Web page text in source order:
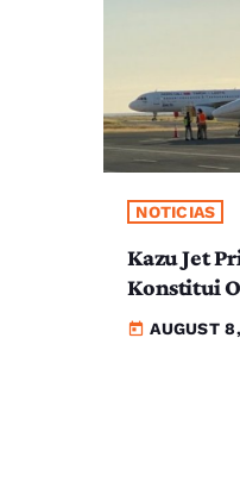
NOTICIAS
Kazu Jet
Konstitui
today AUGUST